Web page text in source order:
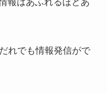
報はあふれるほどあ
れでも情報発信がで